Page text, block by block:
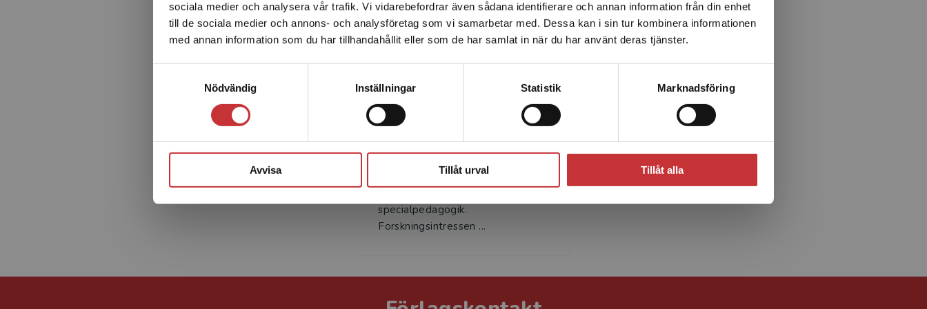
sociala medier och analysera vår trafik. Vi vidarebefordrar även sådana identifierare och annan information från din enhet
till de sociala medier och annons- och analysföretag som vi samarbetar med. Dessa kan i sin tur kombinera informationen
med annan information som du har tillhandahållit eller som de har samlat in när du har använt deras tjänster.
Nödvändig
Inställningar Statistik Marknadsföring
Avvisa Tillåt urval Tillåt alla
enhet utanför Sverige. Vi erbjuder inte leveranser utanför
Sverige. För att kunna slutföra ett köp måste
leveransadressen vara i Sverige.Läs mer
Karin Rönnerman är professor
Göteborgs universitet,
specialpedagogik.
Forskningsintressen ...